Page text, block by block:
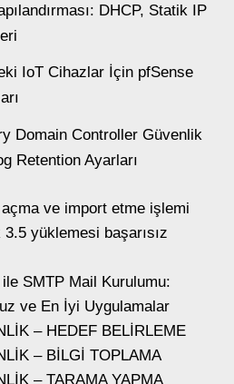
DHCP, Statik IP
IoT Cihazlar İçin pfSense
Domain Controller Güvenlik
Retention Ayarları
ve import etme işlemi
yüklemesi başarısız
SMTP Mail Kurulumu:
ve En İyi Uygulamalar
– HEDEF BELİRLEME
– BİLGİ TOPLAMA
– TARAMA YAPMA